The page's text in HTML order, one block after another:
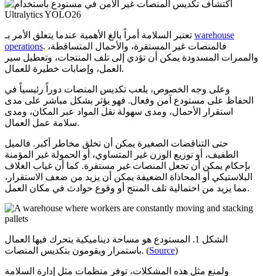
warehouse
operations. فالمنصات غير المستقرة، والأحمال المتساقطة،
والممرات المسدودة يمكن أن تؤدي إلى تلف المنتجات، وتعطيل سير
العمل، وإصابات خطيرة للعمال.
وعلى وجه الخصوص، يلعب تكديس المنصات دوراً رئيسياً في
الحفاظ على مستودع آمن وفعال. فهو يؤثر بشكل مباشر على مدى
استقرار الأحمال، ومدى سهولة نقل المواد عبر المكان، ومدى
سلامة عمل العمال.
حتى التناقضات الصغيرة يمكن أن تخلق مخاطر أكبر. فالميل
الطفيف، أو توزيع الوزن غير المتساوي، أو الحمولة غير المؤمنة
بإحكام يمكن أن تجعل المنصات غير مستقرة. كما أن غياب الغلاف
البلاستيكي أو المحاذاة الضعيفة يمكن أن يزيد من ضعف الاستقرار،
مما يزيد من احتمالية تلف المنتج أو وقوع حوادث في مكان العمل.
الشكل 1. المستودع هو مساحة ديناميكية يتحرك فيها العمال
باستمرار ويقومون بتكديس المنصات. (Source)
ولمنع مثل هذه المشكلات، توفر منظمات مثل إدارة السلامة